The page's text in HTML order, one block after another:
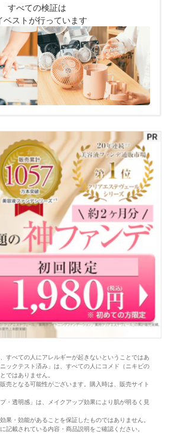
のコスメを比較検証。開発現場で培った知識
成分や処方の背景をふまえながら、専門的な
ザーにわかりやすく伝えることを大切にしな
ンツを制作している。
恵（Yurie Nishiumi）のプロフィール
すべての検証は
ベストが行っています
すべての人にアレルギーが起きないということではあ
ックテスト済み」は、すべての人にコメド（ニキビの
ではありません。
売となる可能性がございます。購入時は、販売サイト
・透明感」は、メイクアップ効果により肌が明るく見
果・効能があることを保証したものではありません。
記載されている内容・商品説明をご確認ください。